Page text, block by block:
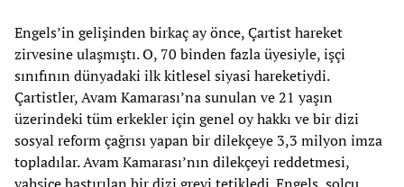
Engels’in gelişinden birkaç ay önce, Çartist hareket
zirvesine ulaşmıştı. O, 70 binden fazla üyesiyle, işçi
sınıfının dünyadaki ilk kitlesel siyasi hareketiydi.
Çartistler, Avam Kamarası’na sunulan ve 21 yaşın
üzerindeki tüm erkekler için genel oy hakkı ve bir dizi
sosyal reform çağrısı yapan bir dilekçeye 3,3 milyon imza
topladılar. Avam Kamarası’nın dilekçeyi reddetmesi,
vahşice bastırılan bir dizi grevi tetikledi. Engels, solcu